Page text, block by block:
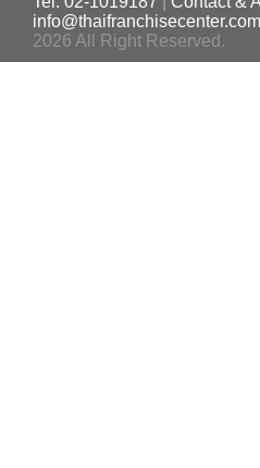
info@thaifranchisecenter.com
2026 All Right Reserved.